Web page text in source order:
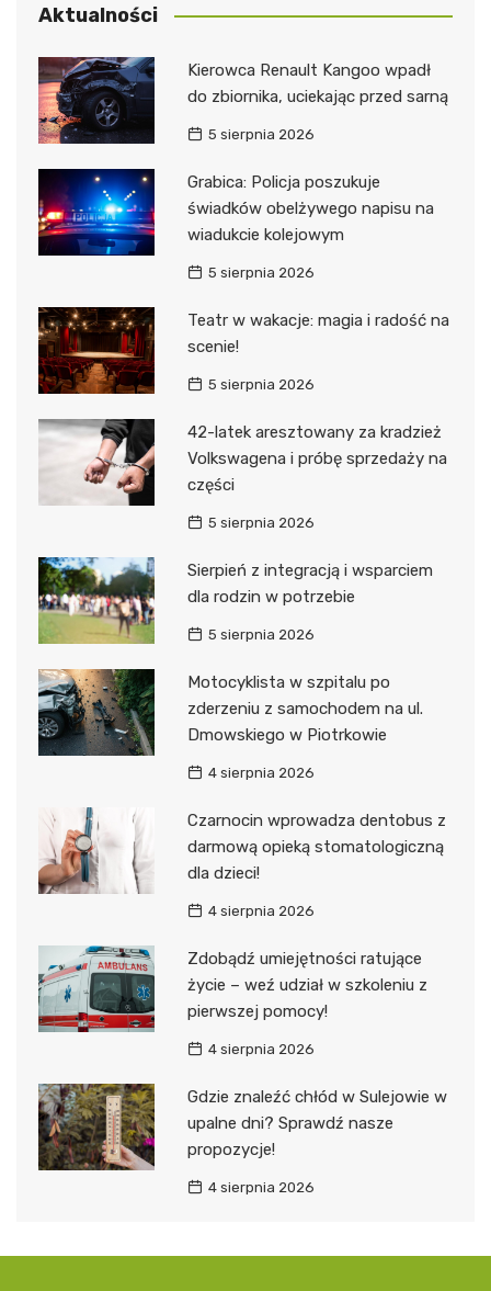
Aktualności
Kierowca Renault Kangoo wpadł
do zbiornika, uciekając przed sarną
5 sierpnia 2026
Grabica: Policja poszukuje
świadków obelżywego napisu na
wiadukcie kolejowym
5 sierpnia 2026
Teatr w wakacje: magia i radość na
scenie!
5 sierpnia 2026
42-latek aresztowany za kradzież
Volkswagena i próbę sprzedaży na
części
5 sierpnia 2026
Sierpień z integracją i wsparciem
dla rodzin w potrzebie
5 sierpnia 2026
Motocyklista w szpitalu po
zderzeniu z samochodem na ul.
Dmowskiego w Piotrkowie
4 sierpnia 2026
Czarnocin wprowadza dentobus z
darmową opieką stomatologiczną
dla dzieci!
4 sierpnia 2026
Zdobądź umiejętności ratujące
życie – weź udział w szkoleniu z
pierwszej pomocy!
4 sierpnia 2026
Gdzie znaleźć chłód w Sulejowie w
upalne dni? Sprawdź nasze
propozycje!
4 sierpnia 2026